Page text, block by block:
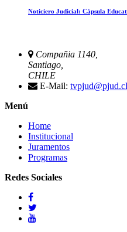
Noticiero Judicial: Cápsula
Compañia 1140,
Santiago,
CHILE
E-Mail: tvpjud@pjud.cl
Menú
Home
Institucional
Juramentos
Programas
Redes Sociales